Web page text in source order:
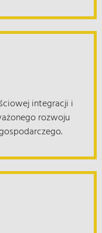
integracji i
rozwoju